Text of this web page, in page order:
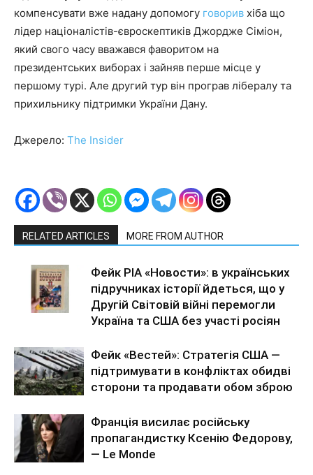
компенсувати вже надану допомогу говорив хіба що
лідер націоналістів-євроскептиків Джордже Сіміон,
який свого часу вважався фаворитом на
президентських виборах і зайняв перше місце у
першому турі. Але другий тур він програв лібералу та
прихильнику підтримки України Дану.
Джерело: The Insider
RELATED ARTICLES MORE FROM AUTHOR
Фейк РІА «Новости»: в українських
підручниках історії йдеться, що у
Другій Світовій війні перемогли
Україна та США без участі росіян
Фейк «Вестей»: Стратегія США —
підтримувати в конфліктах обидві
сторони та продавати обом зброю
Франція висилає російську
пропагандистку Ксенію Федорову,
— Le Monde